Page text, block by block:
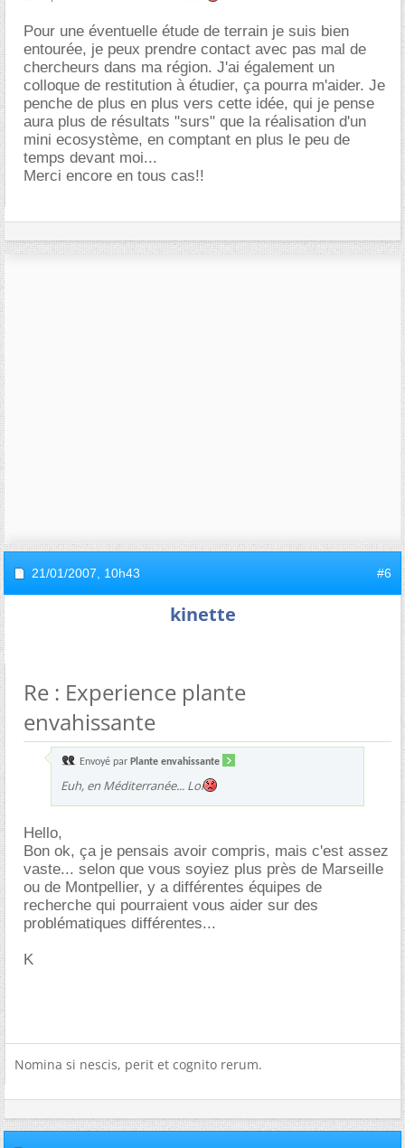
Pour une éventuelle étude de terrain je suis bien
entourée, je peux prendre contact avec pas mal de
chercheurs dans ma région. J'ai également un
colloque de restitution à étudier, ça pourra m'aider. Je
penche de plus en plus vers cette idée, qui je pense
aura plus de résultats "surs" que la réalisation d'un
mini ecosystème, en comptant en plus le peu de
temps devant moi...
Merci encore en tous cas!!
21/01/2007, 10h43 #6
kinette
Re : Experience plante
envahissante
Envoyé par Plante envahissante
Euh, en Méditerranée... Lol
Hello,
Bon ok, ça je pensais avoir compris, mais c'est assez
vaste... selon que vous soyiez plus près de Marseille
ou de Montpellier, y a différentes équipes de
recherche qui pourraient vous aider sur des
problématiques différentes...
K
Nomina si nescis, perit et cognito rerum.